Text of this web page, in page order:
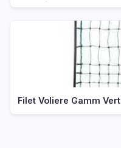
Filet Voliere Gamm Vert